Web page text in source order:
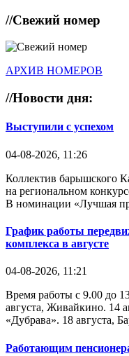
//Свежий номер
АРХИВ НОМЕРОВ
//Новости дня:
Выступили с успехом
04-08-2026, 11:26
Коллектив барышского
на региональном
В номинации «Лучшая
График работы
комплекса в августе
04-08-2026, 11:21
Время работы с 9.00 до
августа, Живайкино. 14
«Дубрава». 18 августа,
Работающим